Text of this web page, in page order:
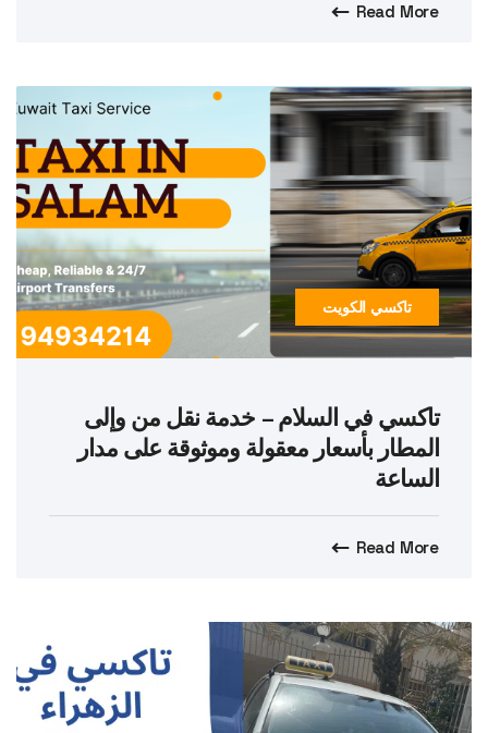
Read More
تاكسي الكويت
تاكسي في السلام – خدمة نقل من وإلى
المطار بأسعار معقولة وموثوقة على مدار
الساعة
Read More